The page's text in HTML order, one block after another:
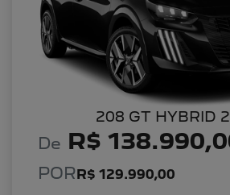
208 GT HYBRID
De R$
PORR$ 129.990,00